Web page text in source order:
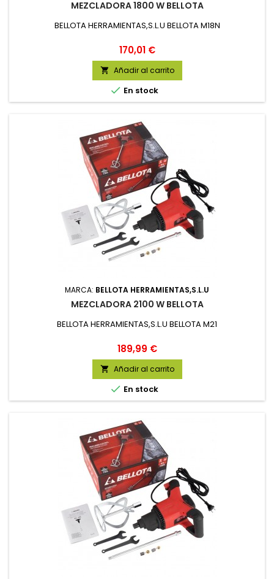
MEZCLADORA 1800 W BELLOTA
BELLOTA HERRAMIENTAS,S.L.U BELLOTA M18N
Precio
170,01 €
 Añadir al carrito
 En stock
MARCA: BELLOTA HERRAMIENTAS,S.L.U
MEZCLADORA 2100 W BELLOTA
BELLOTA HERRAMIENTAS,S.L.U BELLOTA M21
Precio
189,99 €
 Añadir al carrito
 En stock